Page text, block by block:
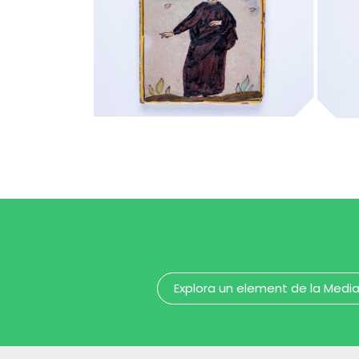
Explora un element de la